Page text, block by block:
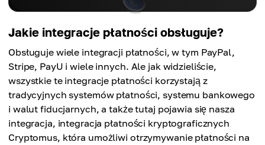
Jakie integracje płatności obsługuje?
Obsługuje wiele integracji płatności, w tym PayPal,
Stripe, PayU i wiele innych. Ale jak widzieliście,
wszystkie te integracje płatności korzystają z
tradycyjnych systemów płatności, systemu bankowego
i walut fiducjarnych, a także tutaj pojawia się nasza
integracja, integracja płatności kryptograficznych
Cryptomus, która umożliwi otrzymywanie płatności na